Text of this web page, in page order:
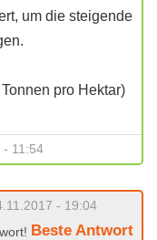
um die steigende
pro Hektar)
- 11:54
- 19:04
Beste Antwort